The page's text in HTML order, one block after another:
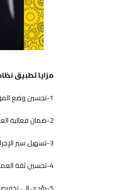
مزايا تطبيق
1-تحسين وضع المؤسسة خصوصاً إن كانت صناعية وذلك عن طريق ثقة المجتمع والسوق فى منتجاتها.
2-ضمان فعالية العمليات التى يتم متابعتها وضمان عدم حدوث أخطاء .
3-تسهيل سير الإجراءات للمستخدم .
4-تحسين ثقة العملاء في المؤسسة الصناعية.